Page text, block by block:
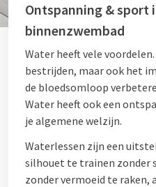
Ontspanning & sport
binnenzwembad
Water heeft vele
bestrijden, maar ook het
de bloedsomloop
Water heeft ook een
je algemene welzijn.
Waterlessen zijn een
silhouet te trainen zonder
zonder vermoeid te raken,